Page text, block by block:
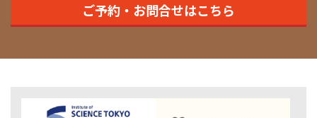
ご予約・お問合せはこちら